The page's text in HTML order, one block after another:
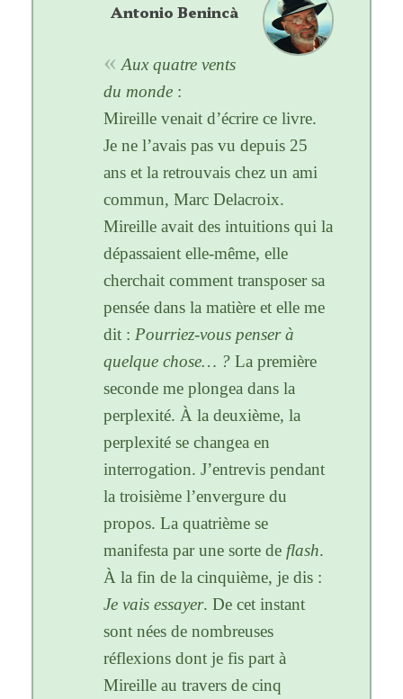
Antonio Benincà
Aux quatre vents
du monde :
Mireille venait d’écrire ce livre.
Je ne l’avais pas vu depuis 25
ans et la retrouvais chez un ami
commun, Marc Delacroix.
Mireille avait des intuitions qui la
dépassaient elle-même, elle
cherchait comment transposer sa
pensée dans la matière et elle me
dit : Pourriez-vous penser à
quelque chose… ? La première
seconde me plongea dans la
perplexité. À la deuxième, la
perplexité se changea en
interrogation. J’entrevis pendant
la troisième l’envergure du
propos. La quatrième se
manifesta par une sorte de flash.
À la fin de la cinquième, je dis :
Je vais essayer. De cet instant
sont nées de nombreuses
réflexions dont je fis part à
Mireille au travers de cinq